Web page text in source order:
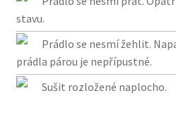
stavu.
Prádlo se nesmí žehlit.
prádla párou je nepřípustné.
Sušit rozložené naplocho.